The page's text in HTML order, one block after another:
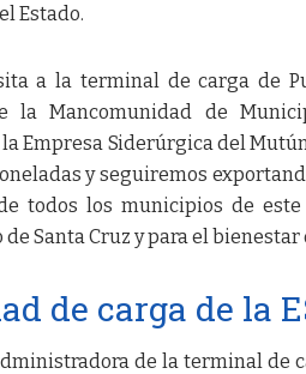
Estado.
a la terminal de carga de
la Mancomunidad de
Empresa Siderúrgica del
y seguiremos
todos los municipios de
Santa Cruz y para el
de carga de la
de la terminal de